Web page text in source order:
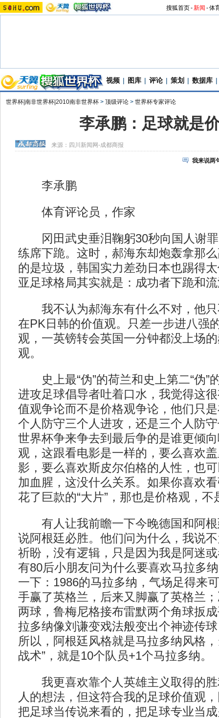
搜狐首页-新闻 -体
视频 | 图库 | 评论 | 策划 | 数据库 |
世界杯|南非世界杯|2010南非世界杯 > 顶级评论 > 世界杯专家评论
李承鹏：足球就是
来源： 四川新闻网-成都商报
我来说两
李承鹏
体育评论员，作家
冈田武史垂泪鞠躬30秒向国人谢罪
练席下跪。这时，郝海东却炮轰拿那
的是垃圾，韩国实力差劲日本也踢得
亚足球格局其实就是：成功者下跪和
我不认为郝海东有什么不对，他只
在PK日韩的价值观。只差一步进八强
观，一英镑转会英国一分钟都没上场
观。
史上最“伪”的荷兰和史上第二“伪”
进攻足球倡导者吐着口水，我觉得这
值观争论而不是价格观争论，他们只
个人防守三个人进攻，还是三个人防
世界杯争来争去到最后争的是谁更倾
观，这跟看电影是一样的，要么喜欢
影，要么喜欢斯皮尔伯格的人性，也
加血腥，这没什么关系。如果你喜欢
花了巨款的“大片”，那也是价格观，不
有人让我前瞻一下今晚德国和阿根
说阿根廷必胜。他们问为什么，我说
祈盼，没有逻辑，只是因为我是阿迷
有80后小朋友问为什么要喜欢马拉多
一下：1986的马拉多纳，气场足得来
手赢了英格兰，后来又脚赢了英格兰
两球，鲁梅尼格接布雷默两个角球扳
拉多纳像刘谦变戏法般变出个神迹传
所以，阿根廷风格就是马拉多纳风格
战术”，就是10个队员+1个马拉多纳。
我更喜欢靠个人英雄主义取得的胜
人的想法，但这符合我的足球价值观
把足球当传说来看的，把足球专业当